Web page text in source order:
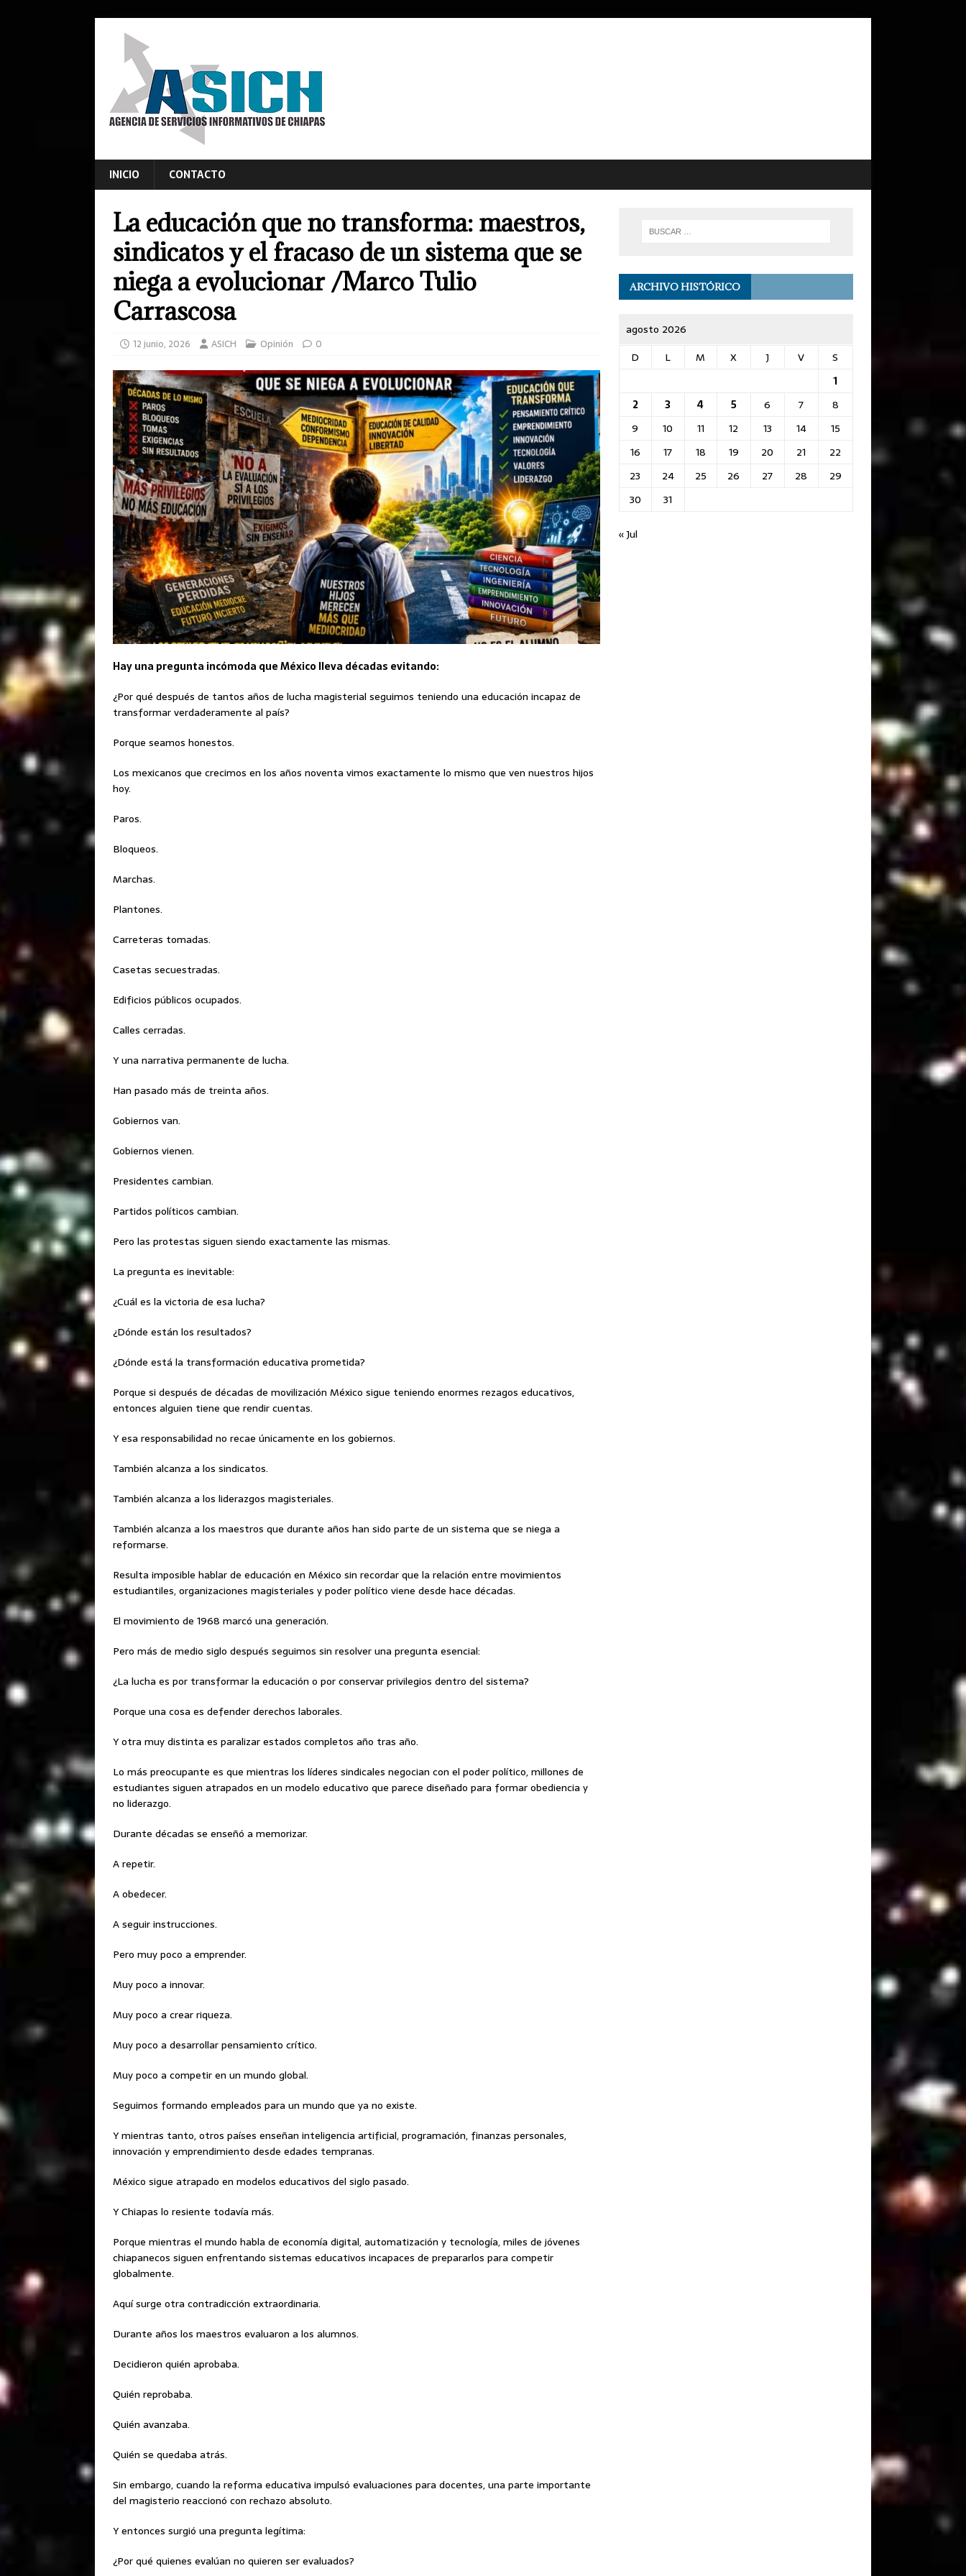
INICIO CONTACTO
La educación que no transforma: maestros,
sindicatos y el fracaso de un sistema que se
niega a evolucionar /Marco Tulio
Carrascosa
12 junio, 2026 ASICH Opinión 0
Hay una pregunta incómoda que México lleva décadas evitando:
¿Por qué después de tantos años de lucha magisterial seguimos teniendo una educación incapaz de
transformar verdaderamente al país?
Porque seamos honestos.
Los mexicanos que crecimos en los años noventa vimos exactamente lo mismo que ven nuestros hijos
hoy.
Paros.
Bloqueos.
Marchas.
Plantones.
Carreteras tomadas.
Casetas secuestradas.
Edificios públicos ocupados.
Calles cerradas.
Y una narrativa permanente de lucha.
Han pasado más de treinta años.
Gobiernos van.
Gobiernos vienen.
Presidentes cambian.
Partidos políticos cambian.
Pero las protestas siguen siendo exactamente las mismas.
La pregunta es inevitable:
¿Cuál es la victoria de esa lucha?
¿Dónde están los resultados?
¿Dónde está la transformación educativa prometida?
Porque si después de décadas de movilización México sigue teniendo enormes rezagos educativos,
entonces alguien tiene que rendir cuentas.
Y esa responsabilidad no recae únicamente en los gobiernos.
También alcanza a los sindicatos.
También alcanza a los liderazgos magisteriales.
También alcanza a los maestros que durante años han sido parte de un sistema que se niega a
reformarse.
Resulta imposible hablar de educación en México sin recordar que la relación entre movimientos
estudiantiles, organizaciones magisteriales y poder político viene desde hace décadas.
El movimiento de 1968 marcó una generación.
Pero más de medio siglo después seguimos sin resolver una pregunta esencial:
¿La lucha es por transformar la educación o por conservar privilegios dentro del sistema?
Porque una cosa es defender derechos laborales.
Y otra muy distinta es paralizar estados completos año tras año.
Lo más preocupante es que mientras los líderes sindicales negocian con el poder político, millones de
estudiantes siguen atrapados en un modelo educativo que parece diseñado para formar obediencia y
no liderazgo.
Durante décadas se enseñó a memorizar.
A repetir.
A obedecer.
A seguir instrucciones.
Pero muy poco a emprender.
Muy poco a innovar.
Muy poco a crear riqueza.
Muy poco a desarrollar pensamiento crítico.
Muy poco a competir en un mundo global.
Seguimos formando empleados para un mundo que ya no existe.
Y mientras tanto, otros países enseñan inteligencia artificial, programación, finanzas personales,
innovación y emprendimiento desde edades tempranas.
México sigue atrapado en modelos educativos del siglo pasado.
Y Chiapas lo resiente todavía más.
Porque mientras el mundo habla de economía digital, automatización y tecnología, miles de jóvenes
chiapanecos siguen enfrentando sistemas educativos incapaces de prepararlos para competir
globalmente.
Aquí surge otra contradicción extraordinaria.
Durante años los maestros evaluaron a los alumnos.
Decidieron quién aprobaba.
Quién reprobaba.
Quién avanzaba.
Quién se quedaba atrás.
Sin embargo, cuando la reforma educativa impulsó evaluaciones para docentes, una parte importante
del magisterio reaccionó con rechazo absoluto.
Y entonces surgió una pregunta legítima:
¿Por qué quienes evalúan no quieren ser evaluados?
ARCHIVO HISTÓRICO
agosto 2026
D
L M X J V
S
1
2
3 4 5 6 7
8
9
10 11 12 13 14
15
16
17 18 19 20 21
22
23
24 25 26 27 28
29
30
31
« Jul